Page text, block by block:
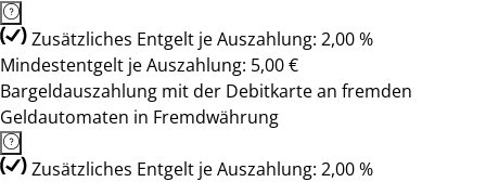
Zusätzliches Entgelt je Auszahlung: 2,00 %
Mindestentgelt je Auszahlung: 5,00 €
Bargeldauszahlung mit der Debitkarte an fremden
Geldautomaten in Fremdwährung
Zusätzliches Entgelt je Auszahlung: 2,00 %